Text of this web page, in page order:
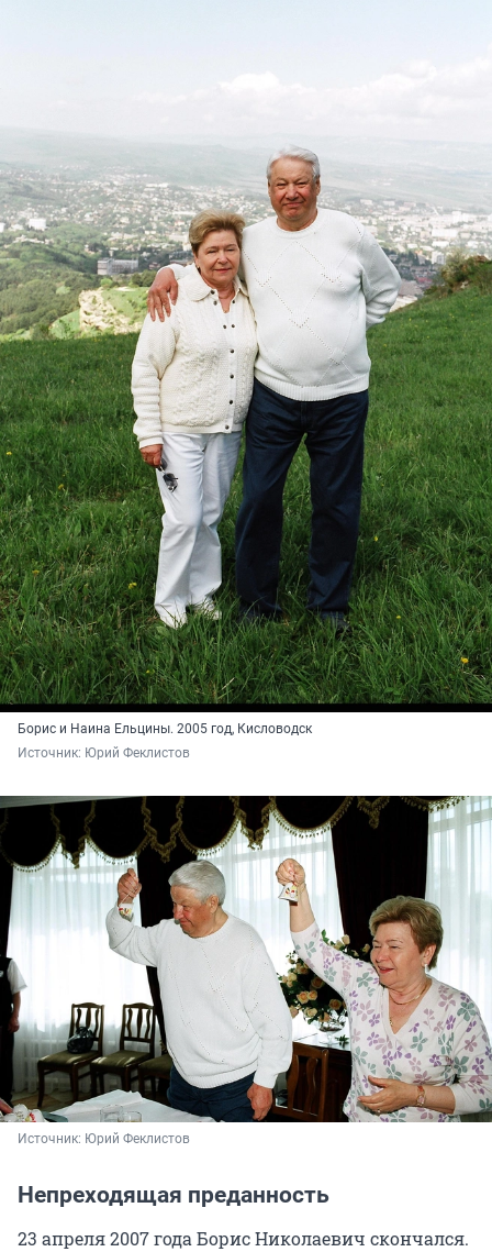
Борис и Наина Ельцины. 2005 год, Кисловодск
Источник: Юрий Феклистов
Источник: Юрий Феклистов
Непреходящая преданность
23 апреля 2007 года Борис Николаевич скончался.